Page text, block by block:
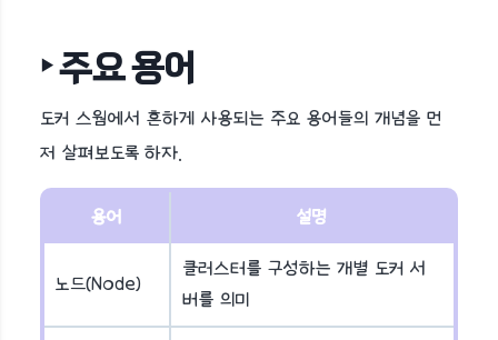
‣ 주요 용어
도커 스웜에서 흔하게 사용되는 주요 용어들의 개념을 먼
저 살펴보도록 하자.
용어 설명
노드(Node)
클러스터를 구성하는 개별 도커 서
버를 의미